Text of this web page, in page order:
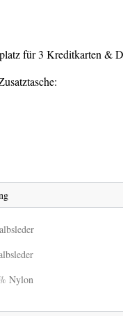
für 3 Kreditkarten &
Nylon